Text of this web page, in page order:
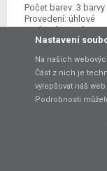
Počet barev: 3 barvy
Provedení: úhlové
Zvuková
Nastavení
Na našich
Část z nich je
vylepšovat náš
Podrobnosti